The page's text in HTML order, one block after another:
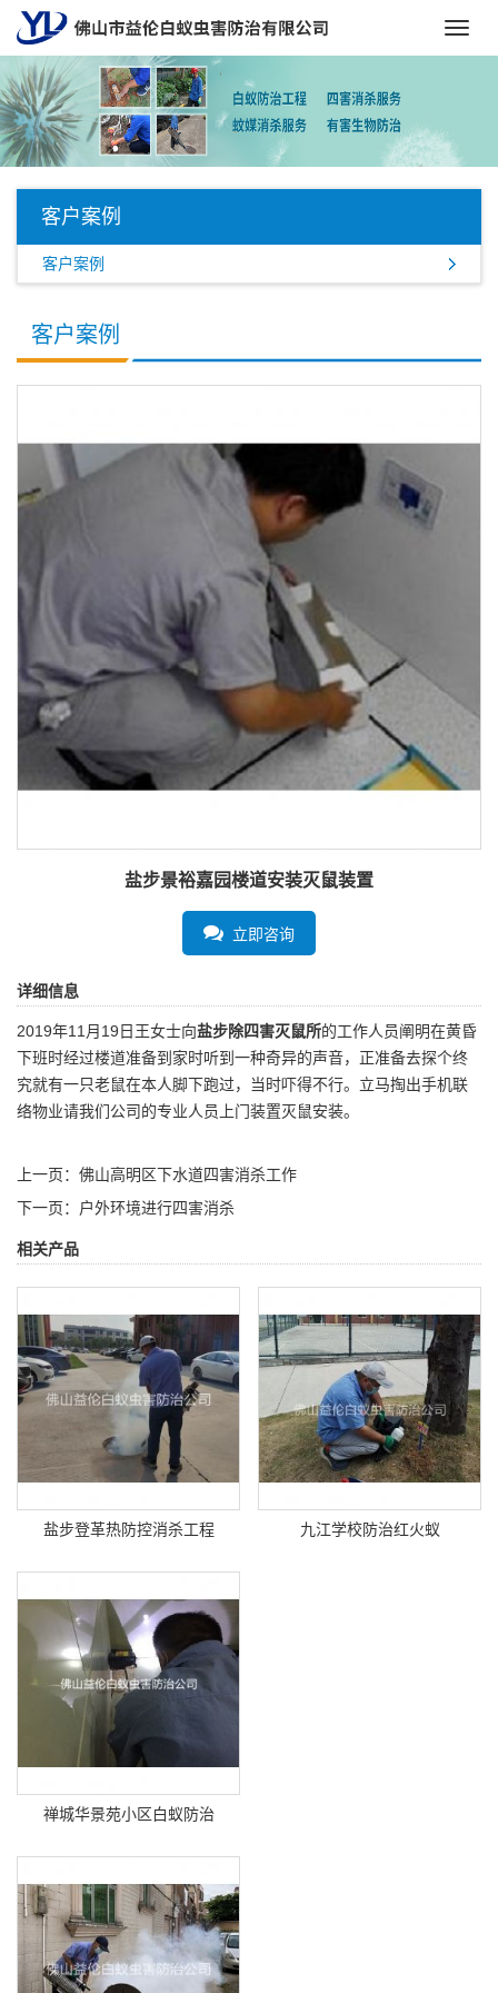
客户案例
客户案例
客户案例
盐步景裕嘉园楼道安装灭鼠装置
立即咨询
详细信息
2019年11月19日王女士向盐步除四害灭鼠所的工作人员阐明在黄昏
下班时经过楼道准备到家时听到一种奇异的声音，正准备去探个终
究就有一只老鼠在本人脚下跑过，当时吓得不行。立马掏出手机联
络物业请我们公司的专业人员上门装置灭鼠安装。
上一页： 佛山高明区下水道四害消杀工作
下一页： 户外环境进行四害消杀
相关产品
盐步登革热防控消杀工程 九江学校防治红火蚁
禅城华景苑小区白蚁防治